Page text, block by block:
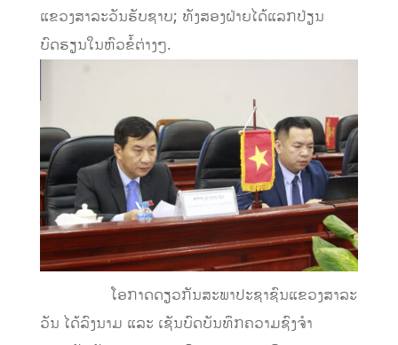
ແຂວງສາລະວັນຮັບຊາບ; ທັງສອງຝ່າຍໄດ້ແລກປ່ຽນ
ບົດຮຽນໃນຫົວຂໍ້ຕ່າງໆ.
ໂອກາດດຽວກັນສະພາປະຊາຊົນແຂວງສາລະ
ວັນ ໄດ້ລົງນາມ ແລະ ເຊັນບົດບັນທຶກຄວາມຊົງຈໍາ